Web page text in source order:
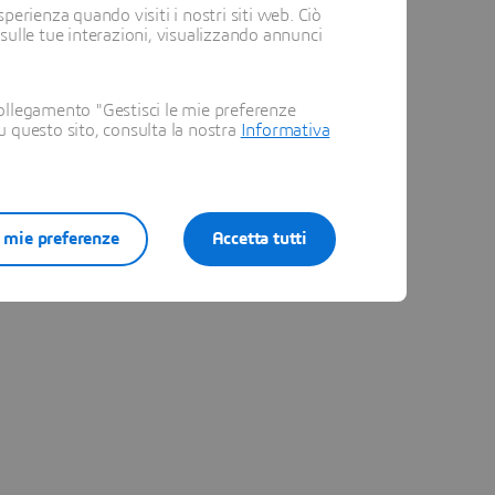
Stato e Prezzo
quando visiti i nostri siti web. Ciò
tue interazioni, visualizzando annunci
"Gestisci le mie preferenze
questo sito, consulta la nostra Informativa
Accetta tutti
mie preferenze